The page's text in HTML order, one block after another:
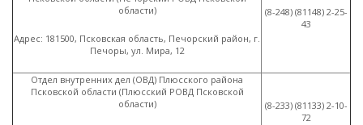
области)
Адрес: 181500, Псковская область, Печорский район, г.
Печоры, ул. Мира, 12
(8-248) (81148) 2-25-
43
Отдел внутренних дел (ОВД) Плюсского района
Псковской области (Плюсский РОВД Псковской
области)
(8-233) (81133) 2-10-
72